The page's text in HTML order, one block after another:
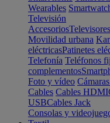
Wearables
Televisión
AccesoriosTelevisores
Movilidad urbana
eléctricasPatinetes
Telefonía Teléfonos
complementos
Foto y vídeo
Cables Cables HDMI
USBCables Jack
Consolas y